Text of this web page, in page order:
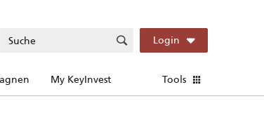
Login
My KeyInvest Tools